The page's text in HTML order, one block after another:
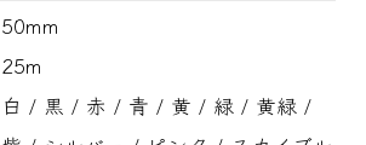
50mm
25m
白 / 黒 / 赤 / 青 / 黄 / 緑 / 黄緑 /